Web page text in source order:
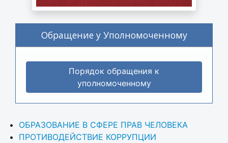
Обращение у Уполномоченному
Порядок обращения к
уполномоченному
ОБРАЗОВАНИЕ В СФЕРЕ ПРАВ ЧЕЛОВЕКА
ПРОТИВОДЕЙСТВИЕ КОРРУПЦИИ